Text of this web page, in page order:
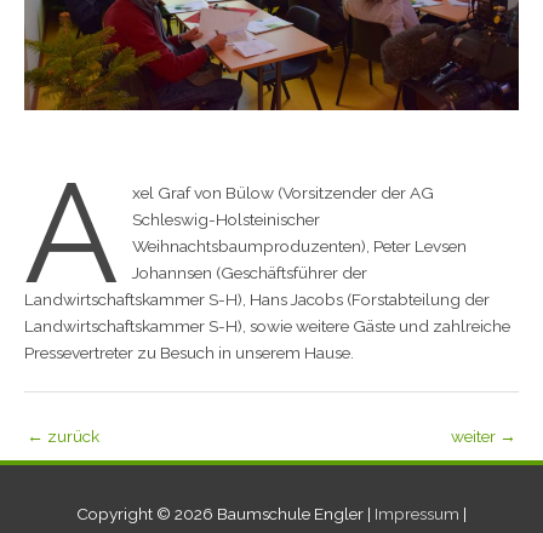
A
xel Graf von Bülow (Vorsitzender der AG
Schleswig-Holsteinischer
Weihnachtsbaumproduzenten), Peter Levsen
Johannsen (Geschäftsführer der
Landwirtschaftskammer S-H), Hans Jacobs (Forstabteilung der
Landwirtschaftskammer S-H), sowie weitere Gäste und zahlreiche
Pressevertreter zu Besuch in unserem Hause.
← zurück weiter →
Copyright © 2026 Baumschule Engler | Impressum |